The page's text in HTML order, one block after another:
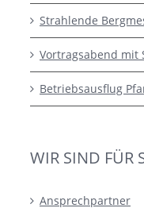
Strahlende
Vortragsabend mit
Betriebsausflug
WIR SIND FÜR
Ansprechpartner